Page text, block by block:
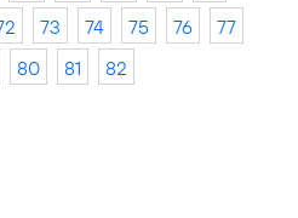
73 74 75 76
77
80 81 82